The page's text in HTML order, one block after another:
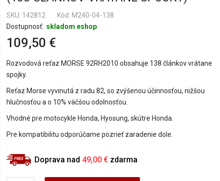
Dostupnosť: skladom eshop
SKU 142812 Kód: M240-04-138
109,50 €
Rozvodová reťaz MORSE 92RH2010 obsahuje 138 článkov vrátane
spojky.
Reťaz Morse vyvinutá z radu 82, so zvýšenou účinnosťou, nižšou
hlučnosťou a o 10% väčšou odolnosťou.
Vhodné pre motocykle Honda, Hyosung, skútre Honda.
Pre kompatibilitu odporúčame pozrieť zaradenie dole.
Doprava nad 49,00 € zdarma